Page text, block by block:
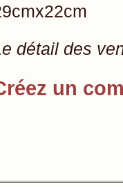
détail des
un